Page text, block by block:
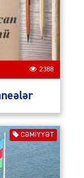
2388
CƏMIYYƏT